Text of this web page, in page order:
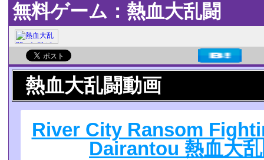
無料ゲーム：熱血大乱闘
熱血大乱闘動画
River City Ransom
Dairantou 熱血大